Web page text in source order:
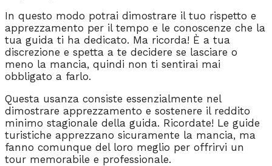
In questo modo potrai dimostrare il tuo rispetto e
apprezzamento per il tempo e le conoscenze che la
tua guida ti ha dedicato. Ma ricorda! È a tua
discrezione e spetta a te decidere se lasciare o
meno la mancia, quindi non ti sentirai mai
obbligato a farlo.
Questa usanza consiste essenzialmente nel
dimostrare apprezzamento e sostenere il reddito
minimo stagionale della guida. Ricordate! Le guide
turistiche apprezzano sicuramente la mancia, ma
fanno comunque del loro meglio per offrirvi un
tour memorabile e professionale.